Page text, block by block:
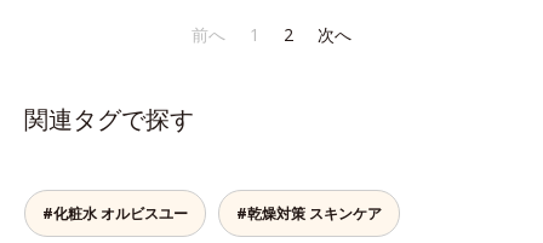
の理論を応用し、全方位的に肌の底
でなく、メラニンが蓄積しがちな年
齢肌の“メラニンメタボ(*2)”にアプ
ニンが過剰に生成する状態
ー」の理論を応用し、全方位的に肌
抑え、シミ・ソバカスを防ぐ*2 年
齢を重ねた肌*3 メラニンが過剰に
前へ 1 2 次へ
関連タグで探す
#化粧水 オルビスユー #乾燥対策 スキンケア